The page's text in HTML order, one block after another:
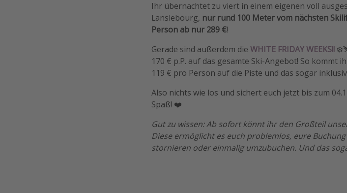
Ihr übernachtet zu viert in einem eigenen voll
Lanslebourg, nur rund 100 Meter vom nächsten
Person ab nur 289 €!
Gerade sind außerdem die WHITE FRIDAY WEEKS!!
170 € p.P. auf das gesamte Ski-Angebot! So kommt
119 € pro Person auf die Piste und das sogar
Also nichts wie los und sichert euch jetzt bis zum
Spaß! ❤️
Gut zu wissen: Ab sofort könnt ihr den Großteil
Diese ermöglicht es euch problemlos, eure
stornieren oder einmalig umzubuchen. Und das